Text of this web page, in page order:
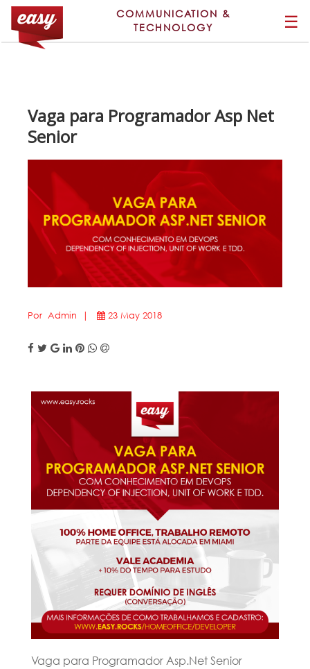
COMMUNICATION &
TECHNOLOGY
☰
Vaga para Programador Asp Net
Senior
Por Admin | 23 May 2018
Vaga para Programador Asp.Net Senior